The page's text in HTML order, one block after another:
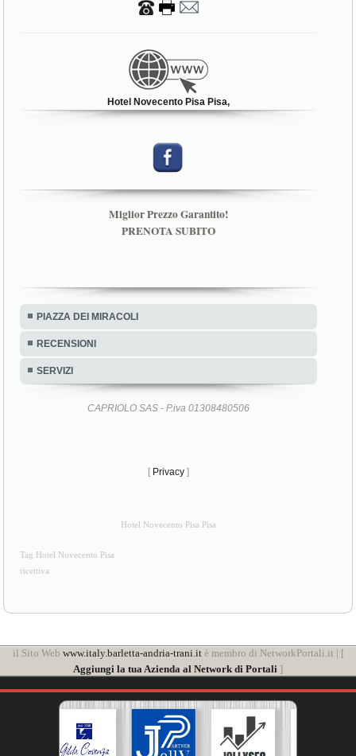
Hotel Novecento Pisa Pisa,
Miglior Prezzo Garantito!
PRENOTA SUBITO
PIAZZA DEI MIRACOLI
RECENSIONI
SERVIZI
CAPRIOLO SAS - P.iva 01308480506
[ Privacy ]
Hotel Novecento Pisa Pisa
Tag Hotel Novecento Pisa
ricettiva
il Sito Web www.italy.barletta-andria-trani.itè membro di NetworkPortali.it | [
Aggiungi la tua Azienda al Network di Portali ]